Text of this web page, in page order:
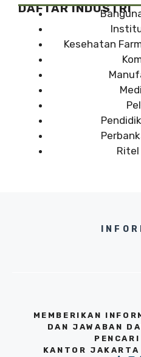
DAFTAR INDUSTRI
Kesehatan
MEMBERIKAN
DAN JAWABAN
KANTOR